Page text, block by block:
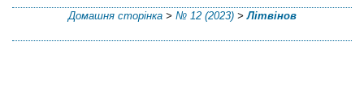
Домашня сторінка> № 12 (2023)>Літвінов